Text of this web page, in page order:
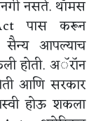
नसते. थॉमस
पास करून
सैन्य आपल्याच
होती. अॅरॉन
आणि सरकार
होऊ शकला